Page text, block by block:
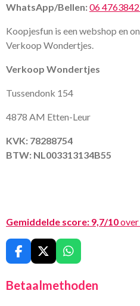
WhatsApp/Bellen:06
Koopjesfun is een webshop en
Verkoop Wondertjes.
Verkoop Wondertjes
Tussendonk 154
4878 AM Etten-Leur
KVK: 78288754
BTW: NL003313134B55
Gemiddelde score: 9,7/10over
F
a
c
e
X
W
h
t
Betaalmethoden